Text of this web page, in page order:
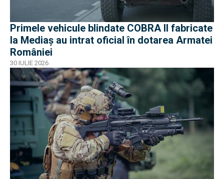
Primele vehicule blindate COBRA II fabricate
la Mediaș au intrat oficial în dotarea Armatei
României
30 IULIE 2026